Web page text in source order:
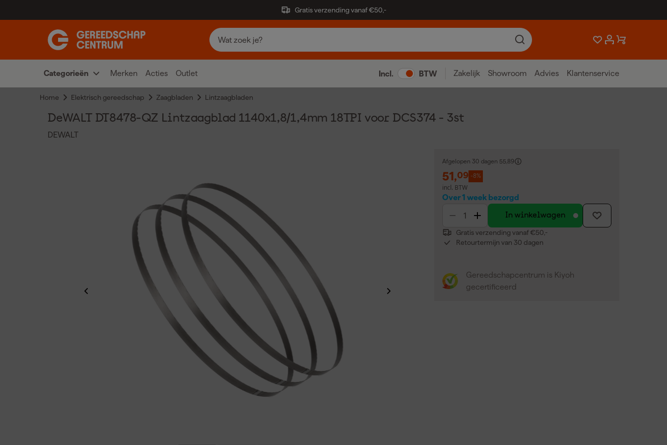
Gratis verzending vanaf €50,-
Categorieën Merken Acties Outlet Incl. BTW Zakelijk Showroom Advies Klantenservice
Home Elektrisch gereedschap Zaagbladen Lintzaagbladen
DeWALT DT8478-QZ Lintzaagblad 1140x1,8/1,4mm 18TPI voor DCS374 - 3st
DEWALT
Afgelopen 30 dagen 55,89
51,09 -8%
incl. BTW
Over 1 week bezorgd
In winkelwagen
Gratis verzending vanaf €50,-
Retourtermijn van 30 dagen
Gereedschapcentrum is Kiyoh
gecertificeerd